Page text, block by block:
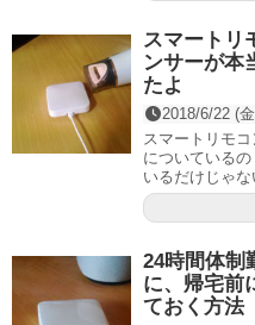
スマートリ
ンサーが本
たよ
2018/6/22 (
スマートリモ
についている
いるだけじゃ
24時間体制
に、帰宅前
ておく方法